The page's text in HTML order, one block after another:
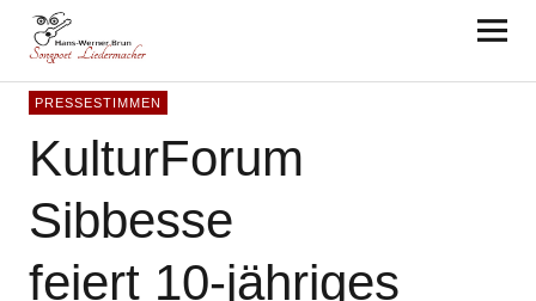
Hans-Werner Brun
PRESSESTIMMEN
KulturForum
Sibbesse
feiert 10-jähriges